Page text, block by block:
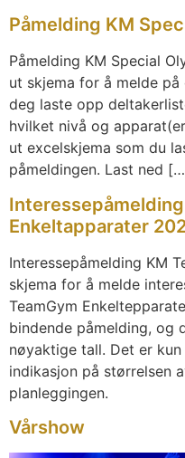
Påmelding KM
Påmelding KM Special
ut skjema for å melde
deg laste opp
hvilket nivå og
ut excelskjema som du
påmeldingen. Last ned
Enkeltapparater
Interessepåmelding KM
skjema for å melde
TeamGym
bindende påmelding, og
nøyaktige tall. Det er
indikasjon på størrelsen
planleggingen.
Vårshow